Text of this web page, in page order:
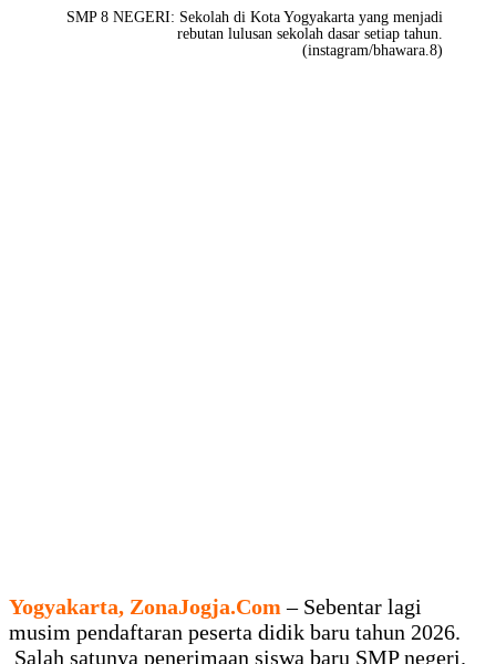
SMP 8 NEGERI: Sekolah di Kota Yogyakarta yang menjadi
rebutan lulusan sekolah dasar setiap tahun.
(instagram/bhawara.8)
Yogyakarta, ZonaJogja.Com – Sebentar lagi
musim pendaftaran peserta didik baru tahun 2026.
Salah satunya penerimaan siswa baru SMP negeri.